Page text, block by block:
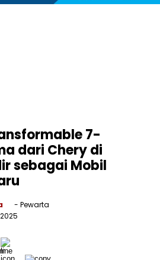
7-
dari Chery di
sebagai Mobil
- Pewarta